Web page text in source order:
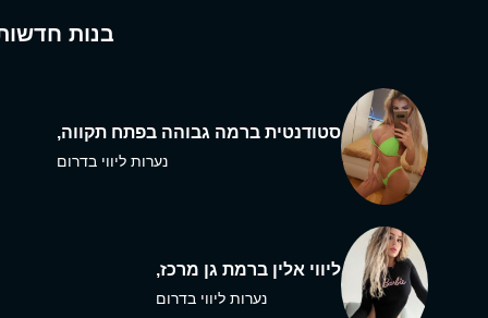
בנות
סטודנטית ברמה גבוהה בפתח תקווה,
נערות ליווי בדרום
ליווי אלין ברמת גן מרכז,
נערות ליווי בדרום